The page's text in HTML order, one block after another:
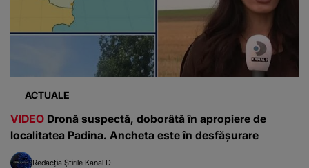
ACTUALE
VIDEO Dronă suspectă, doborâtă în apropiere de
localitatea Padina. Ancheta este în desfășurare
Redacția Știrile Kanal D